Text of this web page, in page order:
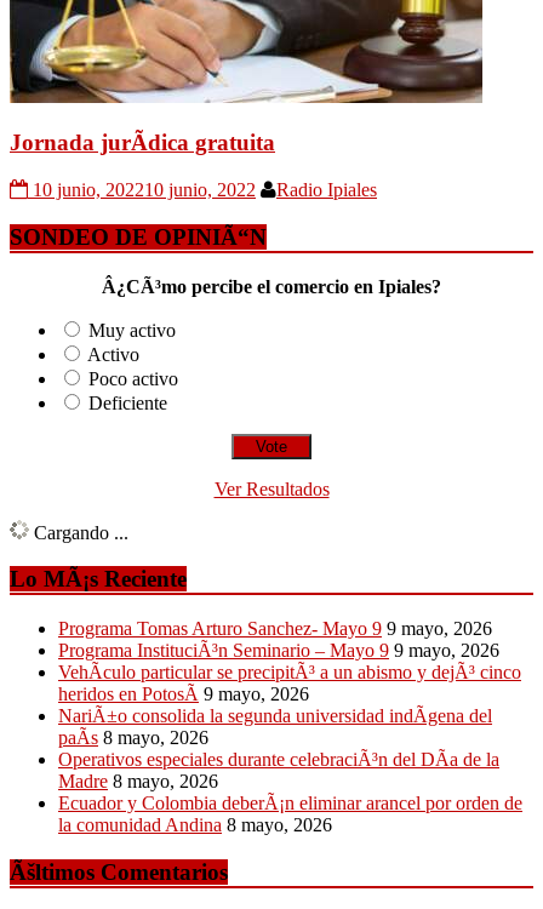
Jornada jurÃ­dica gratuita
10 junio, 202210 junio, 2022 Radio Ipiales
SONDEO DE OPINIÃ“N
Â¿CÃ³mo percibe el comercio en Ipiales?
Muy activo
Activo
Poco activo
Deficiente
Ver Resultados
Cargando ...
Lo MÃ¡s Reciente
Programa Tomas Arturo Sanchez- Mayo 9 9 mayo, 2026
Programa InstituciÃ³n Seminario – Mayo 9 9 mayo, 2026
VehÃ­culo particular se precipitÃ³ a un abismo y dejÃ³ cinco
heridos en PotosÃ­ 9 mayo, 2026
NariÃ±o consolida la segunda universidad indÃ­gena del
paÃ­s 8 mayo, 2026
Operativos especiales durante celebraciÃ³n del DÃ­a de la
Madre 8 mayo, 2026
Ecuador y Colombia deberÃ¡n eliminar arancel por orden de
la comunidad Andina 8 mayo, 2026
Ãšltimos Comentarios